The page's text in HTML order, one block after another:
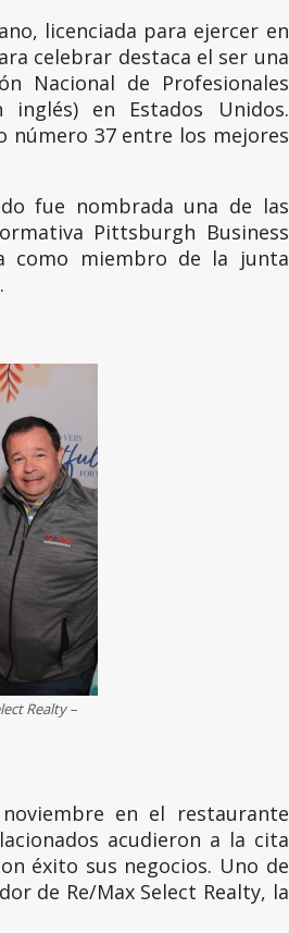
licenciada para ejercer en
celebrar destaca el ser una
Nacional de Profesionales
inglés) en Estados Unidos.
37 entre los mejores
fue nombrada una de las
Pittsburgh Business
como miembro de la junta
Realty –
en el restaurante
acudieron a la cita
éxito sus negocios. Uno de
de Re/Max Select Realty, la